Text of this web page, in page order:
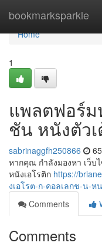
bookmarksparkle
Home
Home
1
แพลตฟอร์
ชัน หนังตัว
sabrinaggfh250866
หากคุณ กำลังมองหา เว็
หนังเอโรติก https://
งเอโรต-ก-คอลเลกช-น-
Comments
Comments